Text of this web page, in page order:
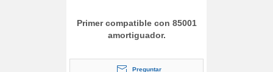
Primer compatible con 85001
amortiguador.
Preguntar